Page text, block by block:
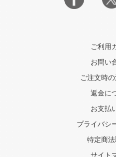
ご利用
お問い
ご注文時
返金に
お支払
プライバシ
特定商
サイト